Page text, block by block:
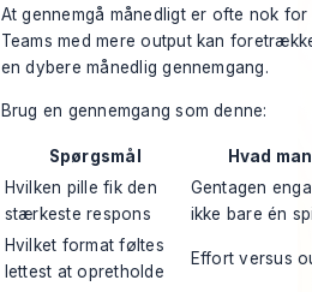
At gennemgå månedligt er ofte nok
Teams med mere output kan
en dybere månedlig gennemgang.
Brug en gennemgang som denne:
Spørgsmål
Hvad
Hvilken pille fik den
stærkeste respons
Gentagen
ikke bare én
Hvilket format føltes
lettest at opretholde
Effort versus